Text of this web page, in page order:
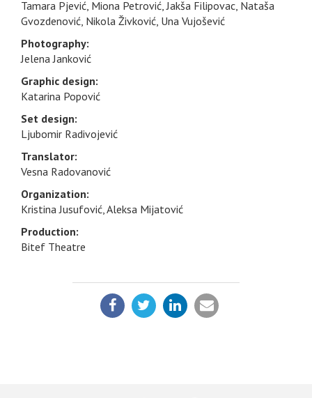
Tamara Pjević, Miona Petrović, Jakša Filipovac, Nataša
Gvozdenović, Nikola Živković, Una Vujošević
Photography:
Jelena Janković
Graphic design:
Katarina Popović
Set design:
Ljubomir Radivojević
Translator:
Vesna Radovanović
Organization:
Kristina Jusufović, Aleksa Mijatović
Production:
Bitef Theatre
PODELI: